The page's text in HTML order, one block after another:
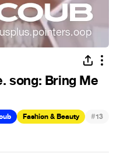
song: Bring Me
Fashion & Beauty #13